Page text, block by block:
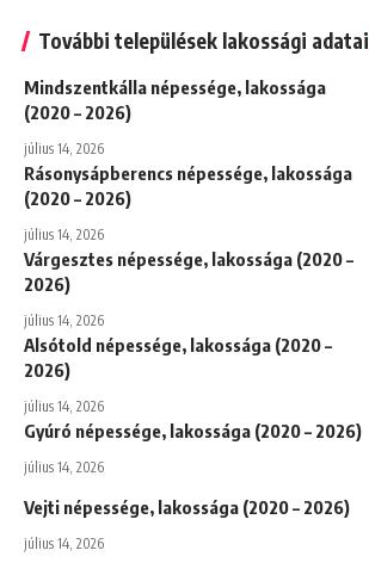
További települések lakossági adatai
Mindszentkálla népessége, lakossága
(2020 – 2026)
július 14, 2026
Rásonysápberencs népessége, lakossága
(2020 – 2026)
július 14, 2026
Várgesztes népessége, lakossága (2020 –
2026)
július 14, 2026
Alsótold népessége, lakossága (2020 –
2026)
július 14, 2026
Gyúró népessége, lakossága (2020 – 2026)
július 14, 2026
Vejti népessége, lakossága (2020 – 2026)
július 14, 2026